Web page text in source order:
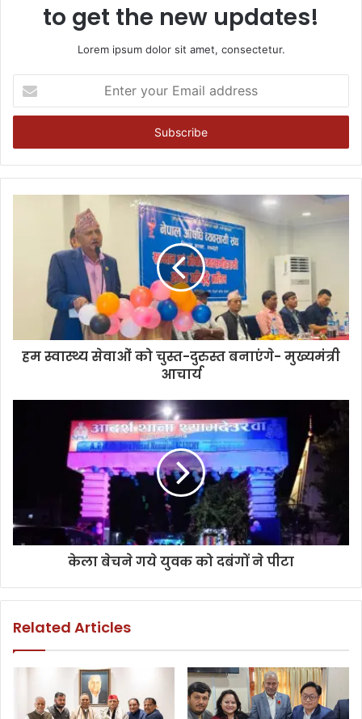
to get the new updates!
Lorem ipsum dolor sit amet, consectetur.
your
Email
हम स्वास्थ्य सेवाओं को चुस्त-दुरुस्त बनाएंगे- मुख्यमंत्री
आचार्य
केला बेचने गये युवक को दबंगों ने पीटा
Related Articles